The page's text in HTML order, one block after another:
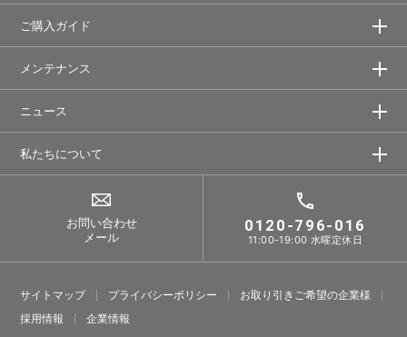
ご購入ガイド
メンテナンス
ニュース
私たちについて
お問い合わせ
メール
0120-796-016
11:00-19:00 水曜定休日
サイトマップ プライバシーポリシー
お取り引きご希望の企業様
採⽤情報
企業情報